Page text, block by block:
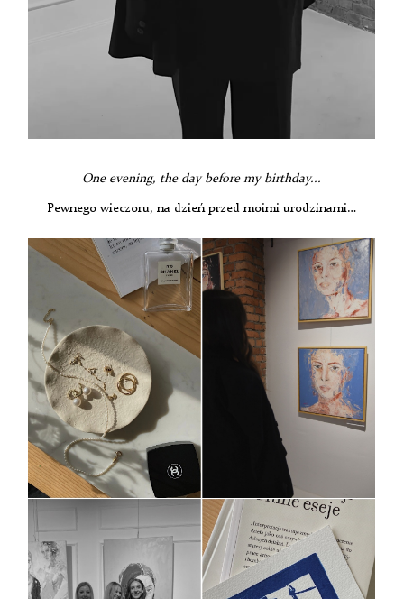
One evening, the day before my birthday...
Pewnego wieczoru, na dzień przed moimi urodzinami…